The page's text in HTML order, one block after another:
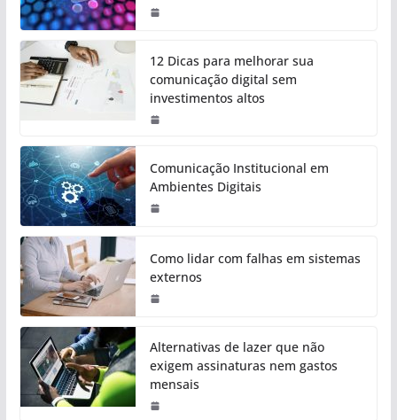
12 Dicas para melhorar sua
comunicação digital sem
investimentos altos
Comunicação Institucional em
Ambientes Digitais
Como lidar com falhas em sistemas
externos
Alternativas de lazer que não
exigem assinaturas nem gastos
mensais